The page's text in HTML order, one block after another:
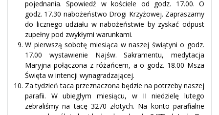
pojednania. Spowiedź w kościele od godz. 17.00. O
godz. 17.30 nabożeństwo Drogi Krzyżowej. Zapraszamy
do licznego udziału w nabożeństwie by zyskać odpust
zupełny pod zwykłymi warunkami.
W pierwszą sobotę miesiąca w naszej świątyni o godz.
17.00 wystawienie Najśw. Sakramentu, medytacja
Maryjna połączona z różańcem, a o godz. 18.00 Msza
Święta w intencji wynagradzającej.
Za tydzień taca przeznaczona będzie na potrzeby naszej
parafii. W ubiegłym miesiącu, w II niedzielę lutego
zebraliśmy na tacę 3270 złotych. Na konto parafialne